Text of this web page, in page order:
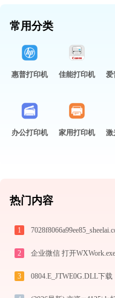
常用分类
惠普打印机 佳能打印机
爱
办公打印机 家用打印机 激
热门内容
1
2 企业微信 打开
3 0804.E_JTWE0G.DLL下载